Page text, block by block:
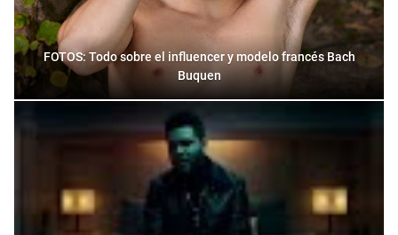
FOTOS: Todo sobre el influencer y modelo francés Bach
Buquen